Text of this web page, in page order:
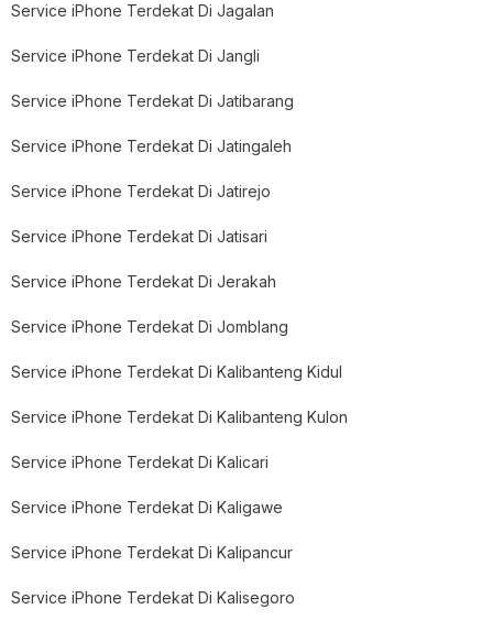
Service iPhone Terdekat Di Jagalan
Service iPhone Terdekat Di Jangli
Service iPhone Terdekat Di Jatibarang
Service iPhone Terdekat Di Jatingaleh
Service iPhone Terdekat Di Jatirejo
Service iPhone Terdekat Di Jatisari
Service iPhone Terdekat Di Jerakah
Service iPhone Terdekat Di Jomblang
Service iPhone Terdekat Di Kalibanteng Kidul
Service iPhone Terdekat Di Kalibanteng Kulon
Service iPhone Terdekat Di Kalicari
Service iPhone Terdekat Di Kaligawe
Service iPhone Terdekat Di Kalipancur
Service iPhone Terdekat Di Kalisegoro